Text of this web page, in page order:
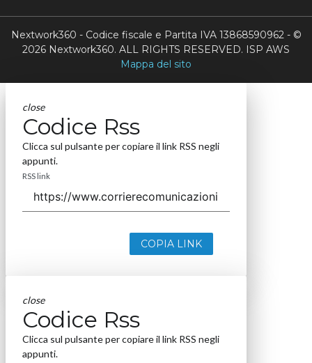
Nextwork360 - Codice fiscale e Partita IVA 13868590962 - ©
2026 Nextwork360. ALL RIGHTS RESERVED. ISP AWS
Mappa del sito
close
Codice Rss
Clicca sul pulsante per copiare il link RSS negli
appunti.
RSS link
COPIA LINK
close
Codice Rss
Clicca sul pulsante per copiare il link RSS negli
appunti.